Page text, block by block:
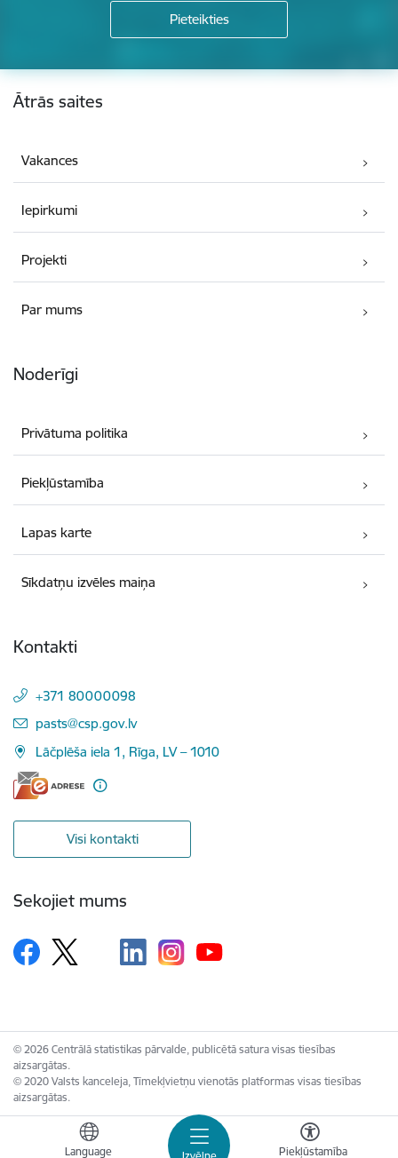
Language Piekļūstamība
Kājene
Ātrās saites
Vakances
Iepirkumi
Projekti
Par mums
Noderīgi
Privātuma politika
Piekļūstamība
Lapas karte
Sīkdatņu izvēles maiņa
Kontakti
+371 80000098
E-pasts:
pasts@csp.gov.lv
Lāčplēša iela 1, Rīga, LV – 1010
Visi kontakti
Sekojiet mums
© 2026 Centrālā statistikas pārvalde, publicētā satura visas tiesības
aizsargātas.
© 2020 Valsts kanceleja, Tīmekļvietņu vienotās platformas visas tiesības
aizsargātas.